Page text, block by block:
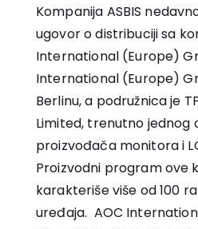
Kompanija ASBIS
ugovor o distribuciji sa
International (Europe)
International (Europe)
Berlinu, a podružnica je
Limited, trenutno jednog
proizvođača monitora i
Proizvodni program ove
karakteriše više od 100
uređaja. AOC